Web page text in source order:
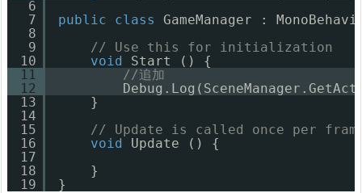
6
7
8
9
10
11
12
13
14
15
16
17
18
19
public
class
GameManager :
// Use this for initialization
void
Start () {
//追加
}
// Update is called once per
void
Update () {
}
}